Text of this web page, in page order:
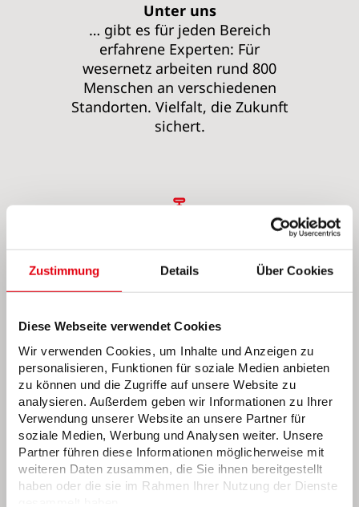
Zustimmung Details Über Cookies
Diese Webseite verwendet Cookies
Wir verwenden Cookies, um Inhalte und Anzeigen zu
personalisieren, Funktionen für soziale Medien anbieten
zu können und die Zugriffe auf unsere Website zu
analysieren. Außerdem geben wir Informationen zu Ihrer
Verwendung unserer Website an unsere Partner für
soziale Medien, Werbung und Analysen weiter. Unsere
Partner führen diese Informationen möglicherweise mit
weiteren Daten zusammen, die Sie ihnen bereitgestellt
haben oder die sie im Rahmen Ihrer Nutzung der Dienste
Unter uns
… gibt es für jeden Bereich
erfahrene Experten: Für
wesernetz arbeiten rund 800
Menschen an verschiedenen
Standorten. Vielfalt, die Zukunft
sichert.
Unter Ihnen
… befindet sich ein Netz für
Gas, Wasser und Wärme mit
mehreren Tausend Kilometern,
das wir fortlaufend instand
halten. Regelmäßige Wartung,
die wirkt.
Unter Strom